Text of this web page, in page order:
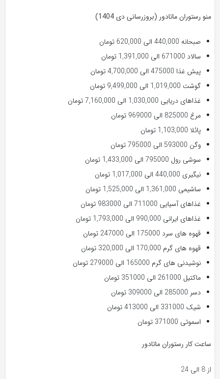
منو رستوران ماتادور (بروزرسانی دی 1404)
صبحانه 440,000 الی 620,000 تومان
سالاد 671000 الی 1,391,000 تومان
پیش غذا 475000 الی 4,700,000 تومان
گوشت 1,019,000 الی 9,499,000 تومان
غذاهای دریایی 1,030,000 الی 7,160,000 تومان
مرغ 825000 الی 969000 تومان
پائلا 1,103,000 تومان
وگن 593000 الی 795000 تومان
سوشی رول 795000 الی 1,433,000 تومان
نیگیری 440,000 الی 1,017,000 تومان
ساشیمی 1,361,000 الی 1,525,000 تومان
غذاهای آسیایی 711000 الی 983000 تومان
غذاهای ایرانی 990,000 الی 1,793,000 تومان
قهوه های سرد 175000 الی 247000 تومان
قهوه های گرم 170,000 الی 320,000 تومان
نوشیدنی های گرم 165000 الی 279000 تومان
ماکتیل 261000 الی 351000 تومان
دسر 285000 الی 309000 تومان
شیک 331000 الی 413000 تومان
اسموتی 371000 تومان
ساعت کار رستوران ماتادور
از 8 الی 24